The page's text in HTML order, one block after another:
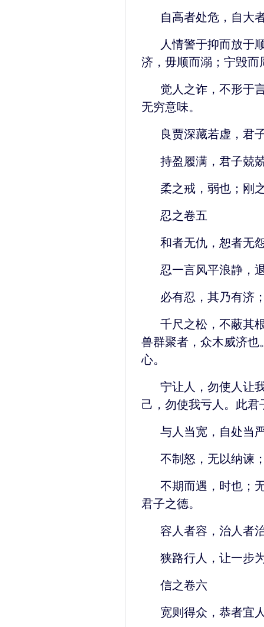
自高者处危，自大
人情警于抑而放于
济，毋顺而溺；宁毁而
觉人之诈，不形于
无穷意味。
良贾深藏若虚，君
持盈履满，君子兢
柔之戒，弱也；刚
忍之卷五
和者无仇，恕者无
忍一言风平浪静，
必有忍，其乃有济
千尺之松，不蔽其
兽群聚者，众木威济
心。
宁让人，勿使人让
己，勿使我亏人。此君
与人当宽，自处当
不制怒，无以纳谏
不期而遇，时也；
君子之德。
容人者容，治人者
狭路行人，让一步
信之卷六
宽则得众，恭者宜